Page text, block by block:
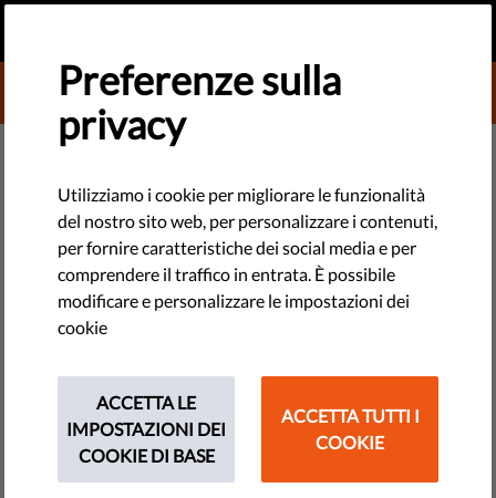
DONATE TO LIBERTIES
DEMOCRAZIA E GIUSTIZIA
Cos'è l'emarginazione?
Definizione e strategie di
soluzione
Si parla di emarginazione quando una persona o un gruppo di
base. Sta a noi creare una società più libera e più giusta.
by LibertiesEU
Preferenze sulla
privacy
Utilizziamo i cookie per migliorare le funzionalità
del nostro sito web, per personalizzare i contenuti,
per fornire caratteristiche dei social media e per
comprendere il traffico in entrata. È possibile
modificare e personalizzare le impostazioni dei
cookie
ACCETTA LE
IMPOSTAZIONI DEI
COOKIE DI BASE
ACCETTA TUTTI I
COOKIE